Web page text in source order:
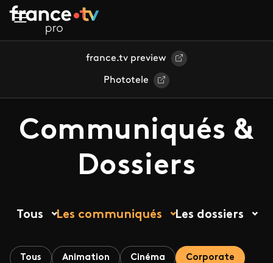
Aller au contenu principal
france.tv preview
Phototele
Communiqués &
Dossiers
Tous Les communiqués Les dossiers
Tous Animation Cinéma Corporate